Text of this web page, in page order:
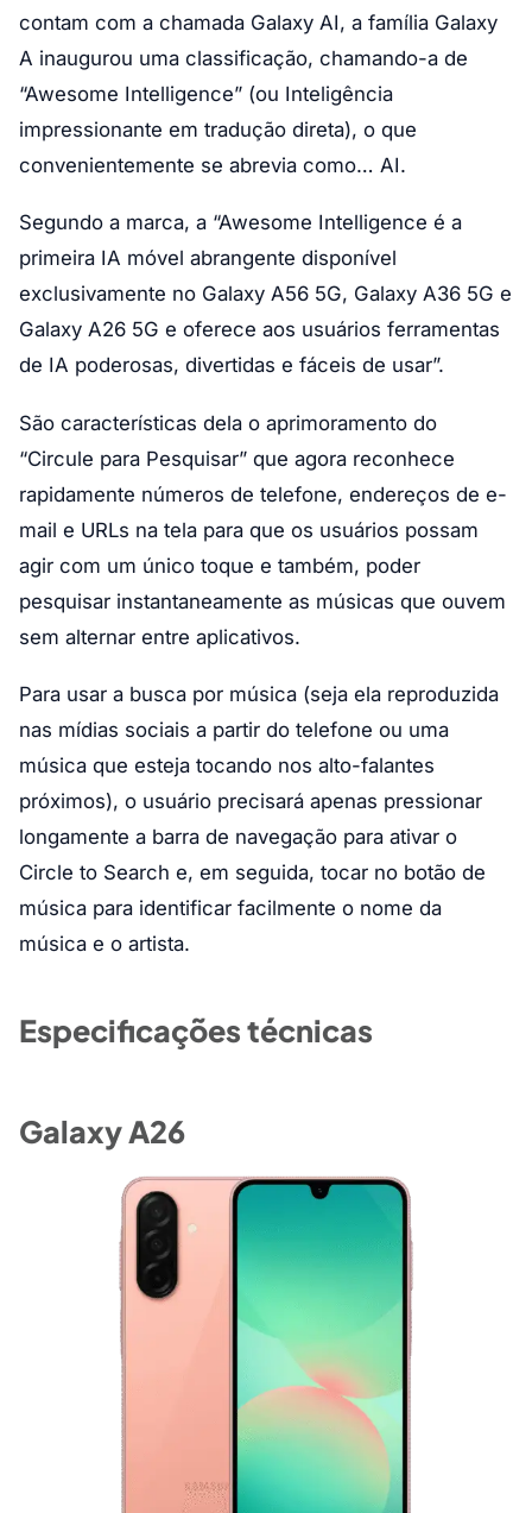
contam com a chamada Galaxy AI, a família Galaxy
A inaugurou uma classificação, chamando-a de
“Awesome Intelligence” (ou Inteligência
impressionante em tradução direta), o que
convenientemente se abrevia como… AI.
Segundo a marca, a “Awesome Intelligence é a
primeira IA móvel abrangente disponível
exclusivamente no Galaxy A56 5G, Galaxy A36 5G e
Galaxy A26 5G e oferece aos usuários ferramentas
de IA poderosas, divertidas e fáceis de usar”.
São características dela o aprimoramento do
“Circule para Pesquisar” que agora reconhece
rapidamente números de telefone, endereços de e-
mail e URLs na tela para que os usuários possam
agir com um único toque e também, poder
pesquisar instantaneamente as músicas que ouvem
sem alternar entre aplicativos.
Para usar a busca por música (seja ela reproduzida
nas mídias sociais a partir do telefone ou uma
música que esteja tocando nos alto-falantes
próximos), o usuário precisará apenas pressionar
longamente a barra de navegação para ativar o
Circle to Search e, em seguida, tocar no botão de
música para identificar facilmente o nome da
música e o artista.
Especificações técnicas
Galaxy A26